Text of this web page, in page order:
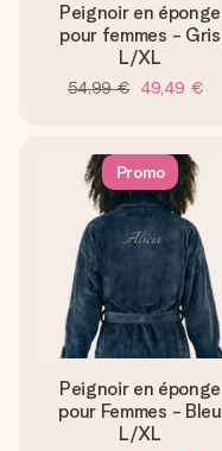
Peignoir en éponge
pour femmes - Gris
L/XL
54,99 € 49,49 €
Promo
Peignoir en éponge
pour Femmes - Bleu
L/XL